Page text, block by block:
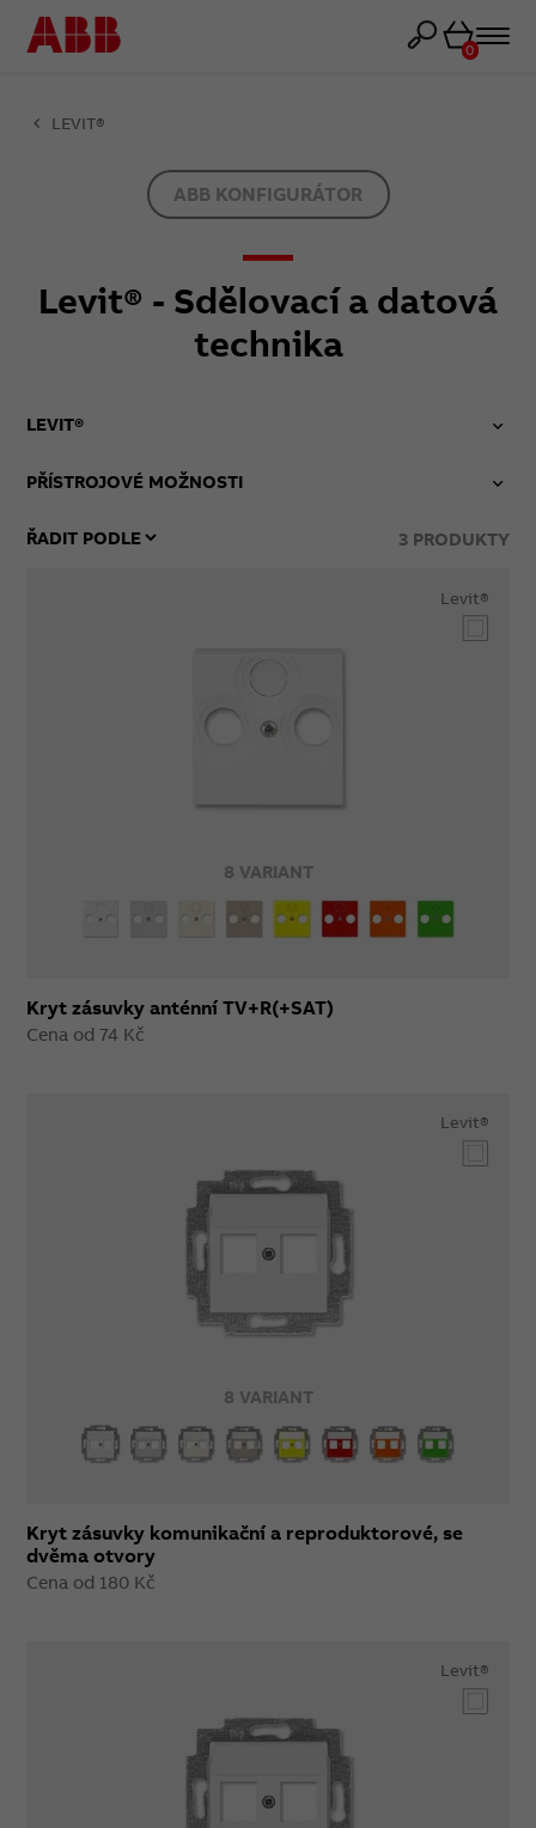
Košík
0
LEVIT®
ABB KONFIGURÁTOR
Levit® - Sdělovací a datová
technika
LEVIT®
PŘÍSTROJOVÉ MOŽNOSTI
3PRODUKTY
8 VARIANT
Levit®
Kryt zásuvky anténní TV+R(+SAT)
Cena od 74 Kč
8 VARIANT
Levit®
Kryt zásuvky komunikační a reproduktorové, se
dvěma otvory
Cena od 180 Kč
Levit®